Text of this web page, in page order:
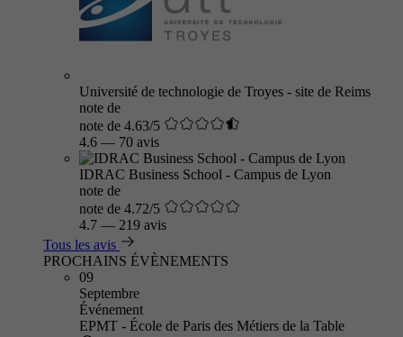
Université de technologie de Troyes - site de Reims
note de
note de 4.63/5
4.6 — 70 avis
IDRAC Business School - Campus de Lyon
note de
note de 4.72/5
4.7 — 219 avis
Tous les avis
PROCHAINS ÉVÈNEMENTS
09
Septembre
Événement
EPMT - École de Paris des Métiers de la Table